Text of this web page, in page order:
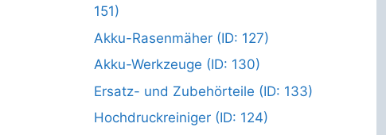
151)
Akku-Rasenmäher (ID: 127)
Akku-Werkzeuge (ID: 130)
Ersatz- und Zubehörteile (ID: 133)
Hochdruckreiniger (ID: 124)